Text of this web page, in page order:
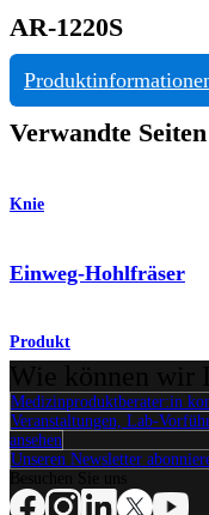
AR-1220S
Verwandte Seiten
Knie
Einweg-Hohlfräser
Produkt
Medizinproduktberater:in
Veranstaltungen, Lab-
ansehen
Unseren Newsletter